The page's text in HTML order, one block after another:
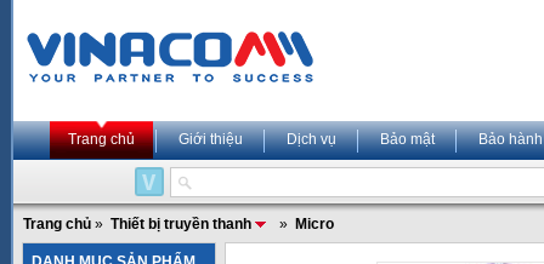
Trang chủ Giới thiệu Dịch vụ Bảo mật Bảo hành
Trang chủ » Thiết bị truyền thanh » Micro